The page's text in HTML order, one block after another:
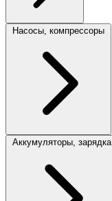
Насосы, компрессоры
Аккумуляторы, зарядка